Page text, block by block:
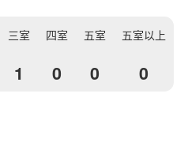
三室
1
四室
0
五室
0
五室以上
0